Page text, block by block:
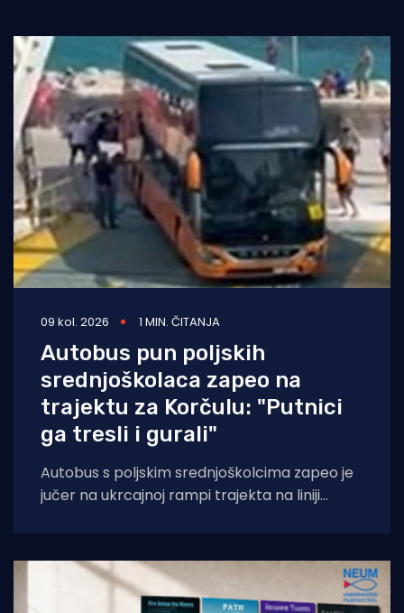
09 kol. 2026 1 MIN. ČITANJA
Autobus pun poljskih
srednjoškolaca zapeo na
trajektu za Korčulu: "Putnici
ga tresli i gurali"
Autobus s poljskim srednjoškolcima zapeo je
jučer na ukrcajnoj rampi trajekta na liniji